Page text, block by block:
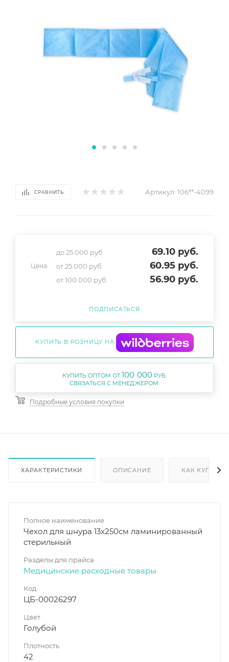
СРАВНИТЬ Артикул: 106**-4099
Цена:
до 25 000 руб 69.10 руб.
от 25 000 руб 60.95 руб.
от 100 000 руб 56.90 руб.
ПОДПИСАТЬСЯ
КУПИТЬ В РОЗНИЦУ НА
КУПИТЬ ОПТОМ ОТ100 000РУБ.
Подробные условия покупки
ХАРАКТЕРИСТИКИ ОПИСАНИЕ КАК КУПИТЬ
Полное наименование
Чехол для шнура 13х250см ламинированный
стерильный
Разделы для прайса
Медицинские расходные товары
Код
ЦБ-00026297
Цвет
Голубой
Плотность
42